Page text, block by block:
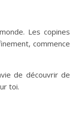
Les copines
commence
de découvrir de
toi.